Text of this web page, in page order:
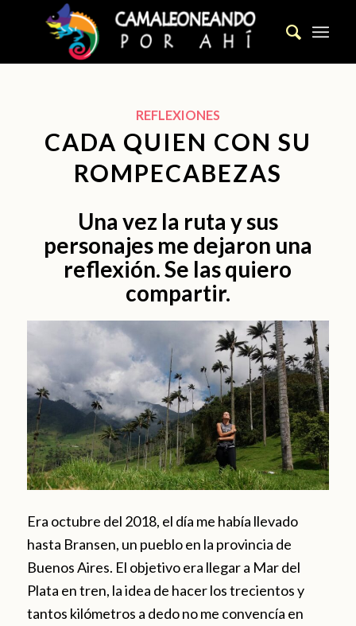
REFLEXIONES
CADA QUIEN CON SU
ROMPECABEZAS
Una vez la ruta y sus
personajes me dejaron una
reflexión. Se las quiero
compartir.
Era octubre del 2018, el día me había llevado
hasta Bransen, un pueblo en la provincia de
Buenos Aires. El objetivo era llegar a Mar del
Plata en tren, la idea de hacer los trecientos y
tantos kilómetros a dedo no me convencía en